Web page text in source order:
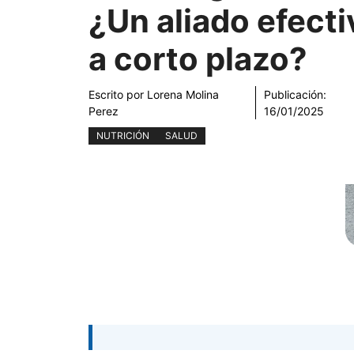
¿Un aliado
a corto plazo?
Escrito por Lorena Molina
Perez
Publicación:
16/01/2025
NUTRICIÓN SALUD